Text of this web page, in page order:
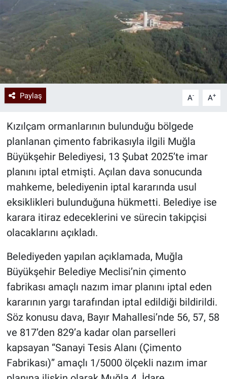
Paylaş A- A+
Kızılçam ormanlarının bulunduğu bölgede
planlanan çimento fabrikasıyla ilgili Muğla
Büyükşehir Belediyesi, 13 Şubat 2025’te imar
planını iptal etmişti. Açılan dava sonucunda
mahkeme, belediyenin iptal kararında usul
eksiklikleri bulunduğuna hükmetti. Belediye ise
karara itiraz edeceklerini ve sürecin takipçisi
olacaklarını açıkladı.
Belediyeden yapılan açıklamada, Muğla
Büyükşehir Belediye Meclisi’nin çimento
fabrikası amaçlı nazım imar planını iptal eden
kararının yargı tarafından iptal edildiği bildirildi.
Söz konusu dava, Bayır Mahallesi’nde 56, 57, 58
ve 817’den 829’a kadar olan parselleri
kapsayan “Sanayi Tesis Alanı (Çimento
Fabrikası)” amaçlı 1/5000 ölçekli nazım imar